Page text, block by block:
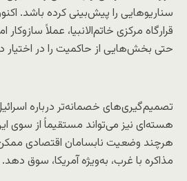
سناریوهایی را پیش‌بینی کرده باشد.
قرارگاه مرکزی خاتم‌الانبیا، عملاً
حتی بخش‌هایی از حاکمیت را در اختیار
تصمیم‌گیری‌های خصمانه‌تر درباره
هسته‌ای نیز می‌تواند مستقیماً از سوی
هرچند وضعیت نابسامان اقتصادی
مذاکره با غرب، به‌ویژه آمریکا، سوق دهد.